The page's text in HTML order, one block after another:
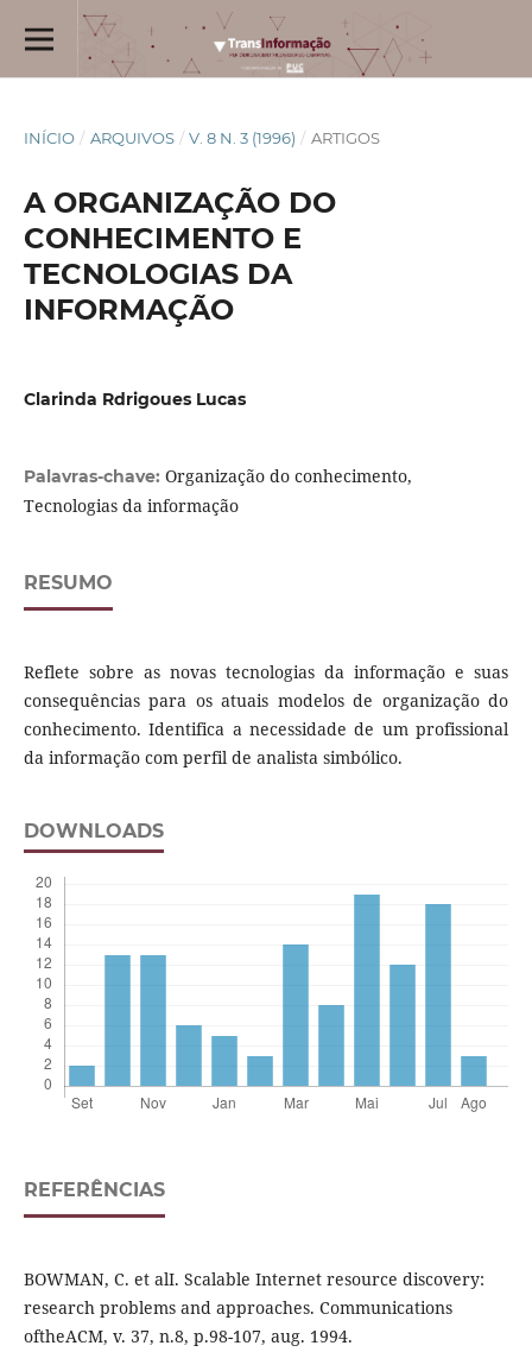
INÍCIO / ARQUIVOS / V. 8 N. 3 (1996) / ARTIGOS
A ORGANIZAÇÃO DO
CONHECIMENTO E
TECNOLOGIAS DA
INFORMAÇÃO
Clarinda Rdrigoues Lucas
Palavras-chave: Organização do conhecimento,
Tecnologias da informação
RESUMO
Reflete sobre as novas tecnologias da informação e suas
consequências para os atuais modelos de organização do
conhecimento. Identifica a necessidade de um profissional
da informação com perfil de analista simbólico.
DOWNLOADS
REFERÊNCIAS
BOWMAN, C. et alI. Scalable Internet resource discovery:
research problems and approaches. Communications
oftheACM, v. 37, n.8, p.98-107, aug. 1994.